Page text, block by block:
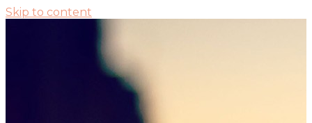
Skip to content